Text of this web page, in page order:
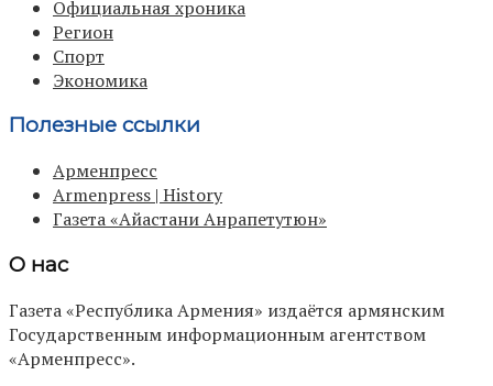
Официальная хроника
Регион
Спорт
Экономика
Полезные ссылки
Арменпресс
Armenpress | History
Газета «Айастани Анрапетутюн»
О нас
Газета «Республика Армения» издаётся армянским
Государственным информационным агентством
«Арменпресс».